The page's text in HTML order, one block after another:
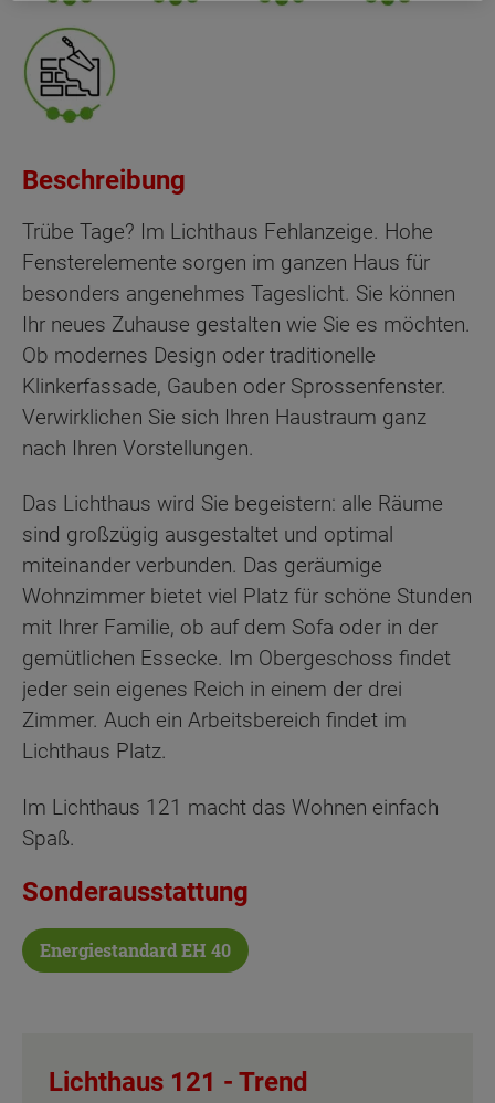
Beschreibung
Trübe Tage? Im Lichthaus Fehlanzeige. Hohe
Fensterelemente sorgen im ganzen Haus für
besonders angenehmes Tageslicht. Sie können
Ihr neues Zuhause gestalten wie Sie es möchten.
Ob modernes Design oder traditionelle
Klinkerfassade, Gauben oder Sprossenfenster.
Verwirklichen Sie sich Ihren Haustraum ganz
nach Ihren Vorstellungen.
Das Lichthaus wird Sie begeistern: alle Räume
sind großzügig ausgestaltet und optimal
miteinander verbunden. Das geräumige
Wohnzimmer bietet viel Platz für schöne Stunden
mit Ihrer Familie, ob auf dem Sofa oder in der
gemütlichen Essecke. Im Obergeschoss findet
jeder sein eigenes Reich in einem der drei
Zimmer. Auch ein Arbeitsbereich findet im
Lichthaus Platz.
Im Lichthaus 121 macht das Wohnen einfach
Spaß.
Sonderausstattung
Energiestandard EH 40
Lichthaus 121 - Trend